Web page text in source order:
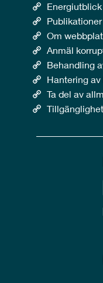
Publikationer
Om
Anmäl
Behandling
Hantering
Ta del av